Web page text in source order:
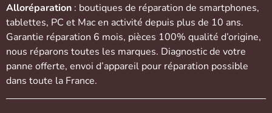
Alloréparation : boutiques de réparation de smartphones,
tablettes, PC et Macen activité depuis plus de 10 ans.
Garantie réparation 6 mois, pièces 100% qualité d’origine,
nous réparons toutes les marques. Diagnostic de votre
panne offerte, envoi d’appareil pour réparation possible
dans toute la France.